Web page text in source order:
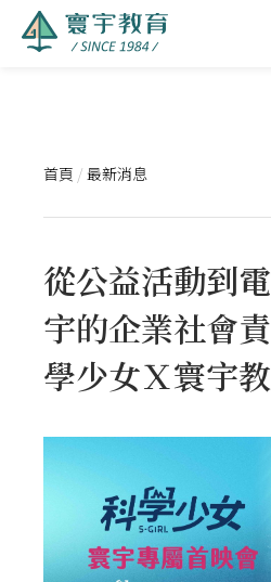
首頁 / 最新消息
從公益活動到
宇的企業社會
學少女Ｘ寰宇教